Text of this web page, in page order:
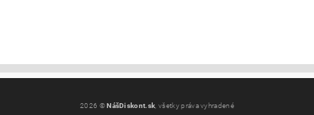
2026 ©NášDiskont.sk , všetky práva vyhradené